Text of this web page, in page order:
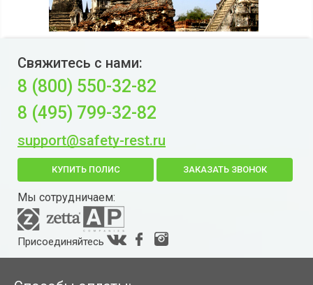
Свяжитесь с нами:
8 (800) 550-32-82
8 (495) 799-32-82
support@safety-rest.ru
КУПИТЬ ПОЛИС ЗАКАЗАТЬ ЗВОНОК
Мы сотрудничаем:
Присоединяйтесь